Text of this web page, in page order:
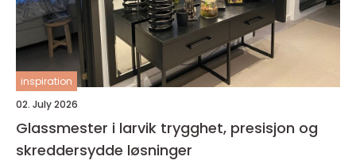
inspiration
02. July 2026
Glassmester i larvik trygghet, presisjon og
skreddersydde løsninger